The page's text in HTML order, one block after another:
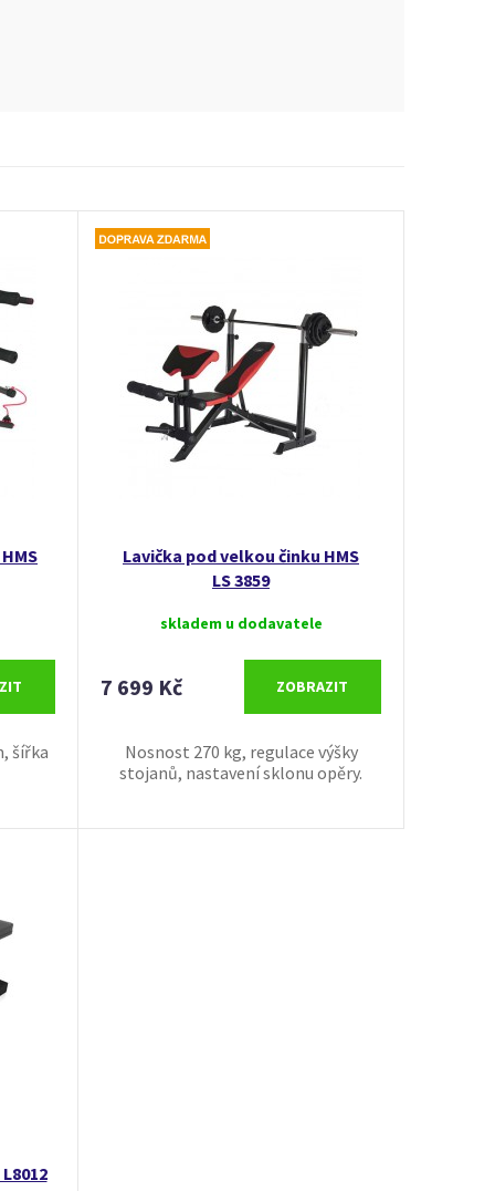
šířka
Lavička pod velkou činku HMS
LS 3859
skladem u dodavatele
7 699 Kč ZOBRAZIT
Nosnost 270 kg, regulace výšky
stojanů, nastavení sklonu opěry.